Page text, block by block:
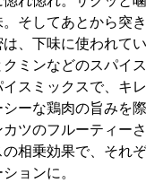
そしてあとから突
、下味に使われて
ミンなどのスパイ
スミックスで、キ
ーな鶏肉の旨みを
ツのフルーティー
相乗効果で、それ
ョンに。